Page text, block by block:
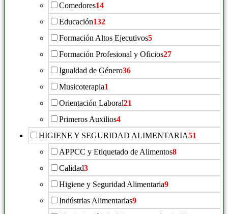
Comedores14
Educación132
Formación Altos Ejecutivos5
Formación Profesional y Oficios27
Igualdad de Género36
Musicoterapia1
Orientación Laboral21
Primeros Auxilios4
HIGIENE Y SEGURIDAD ALIMENTARIA51
APPCC y Etiquetado de Alimentos8
Calidad3
Higiene y Seguridad Alimentaria9
Indústrias Alimentarias9